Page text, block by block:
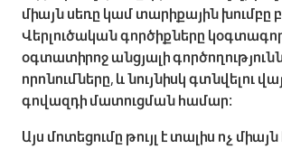
միայն սեռը կամ տարիքային խումբը
Վերլուծական գործիքները
օգտատիրոջ անցյալի
որոնումները, և նույնիսկ գտնվելու
գովազդի մատուցման համար։
Այս մոտեցումը թույլ է տալիս ոչ